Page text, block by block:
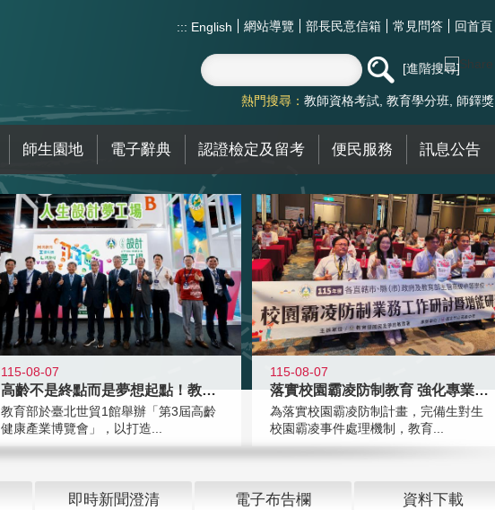
::: English 網站導覽 部長民意信箱 常見問答 回首頁
進階搜尋
熱門搜尋： 教師資格考試 教育學分班 師鐸獎
師生園地 電子辭典 認證檢定及留考 便民服務 訊息公告
115-08-07
高齡不是終點而是夢想起點！教育部打
教育部於臺北世貿1館舉辦「第3屆高齡
健康產業博覽會」，以打造...
115-08-07
落實校園霸凌防制教育 強化專業知能
為落實校園霸凌防制計畫，完備生對生
校園霸凌事件處理機制，教育...
即時新聞澄清 電子布告欄 資料下載